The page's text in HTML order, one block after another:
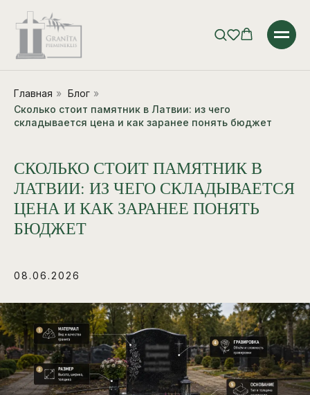
Главная » Блог »
Сколько стоит памятник в Латвии: из чего
складывается цена и как заранее понять бюджет
СКОЛЬКО СТОИТ ПАМЯТНИК В
ЛАТВИИ: ИЗ ЧЕГО СКЛАДЫВАЕТСЯ
ЦЕНА И КАК ЗАРАНЕЕ ПОНЯТЬ
БЮДЖЕТ
08.06.2026